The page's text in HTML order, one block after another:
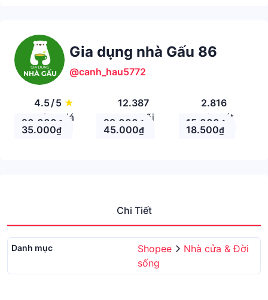
Gia dụng nhà Gấu 86
@canh_hau5772
4.5/5 ★
Đánh giá
12.387
Theo Dõi
2.816
Nhận xét
20.000 ₫ 29.000 ₫ 15.000 ₫
35.000₫ 45.000₫ 18.500₫
Chi Tiết
Danh mục Shopee
Nhà cửa & Đời
sống